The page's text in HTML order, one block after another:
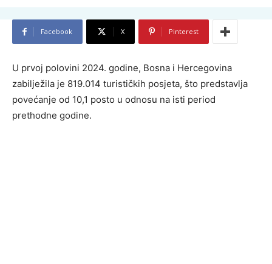
Facebook X Pinterest
U prvoj polovini 2024. godine, Bosna i Hercegovina
zabilježila je 819.014 turističkih posjeta, što predstavlja
povećanje od 10,1 posto u odnosu na isti period
prethodne godine.